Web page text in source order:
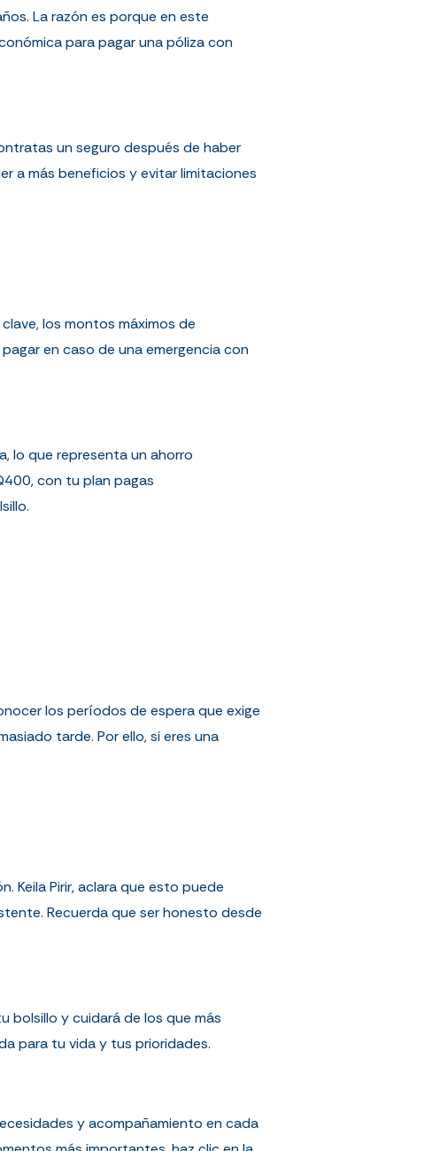
La razón es porque en este
para pagar una póliza con
un seguro después de haber
a más beneficios y evitar limitaciones
los montos máximos de
en caso de una emergencia con
lo que representa un ahorro
con tu plan pagas
los períodos de espera que exige
tarde. Por ello, si eres una
Keila Pirir, aclara que esto puede
Recuerda que ser honesto desde
bolsillo y cuidará de los que más
para tu vida y tus prioridades.
y acompañamiento en cada